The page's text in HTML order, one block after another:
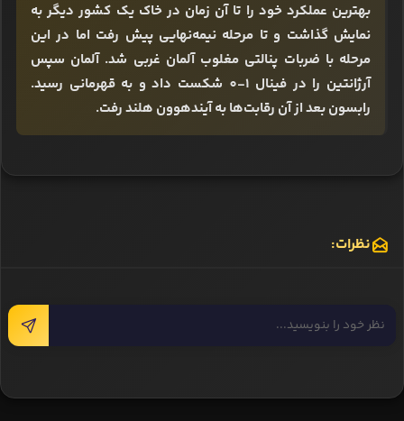
بهترین عملکرد خود را تا آن زمان در خاک یک کشور دیگر به
نمایش گذاشت و تا مرحله نیمه‌نهایی پیش ‌رفت اما در این
مرحله با ضربات پنالتی مغلوب آلمان غربی شد. آلمان سپس
آرژانتین را در فینال 1-0 شکست داد و به قهرمانی رسید.
رابسون بعد از آن رقابت‌ها به آیندهوون هلند رفت.
نظرات: